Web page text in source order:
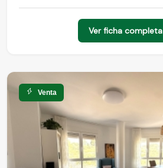
Ver ficha completa
Venta